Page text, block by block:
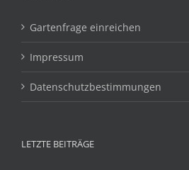
Gartenfrage einreichen
Impressum
Datenschutzbestimmungen
LETZTE BEITRÄGE